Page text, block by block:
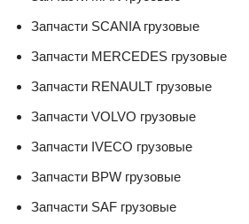
Запчасти SCANIA грузовые
Запчасти MERСEDES грузовые
Запчасти RENAULT грузовые
Запчасти VOLVO грузовые
Запчасти IVECO грузовые
Запчасти BPW грузовые
Запчасти SAF грузовые